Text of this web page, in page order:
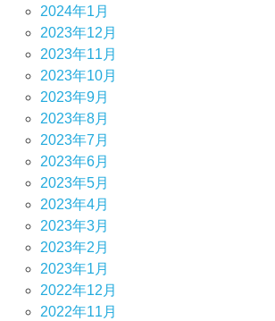
2024年1月
2023年12月
2023年11月
2023年10月
2023年9月
2023年8月
2023年7月
2023年6月
2023年5月
2023年4月
2023年3月
2023年2月
2023年1月
2022年12月
2022年11月